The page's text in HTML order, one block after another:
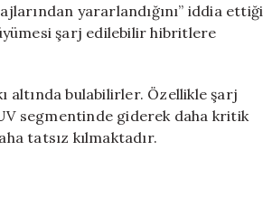
yararlandığını” iddia ettiği
şarj edilebilir hibritlere
altında bulabilirler. Özellikle şarj
segmentinde giderek daha kritik
tatsız kılmaktadır.